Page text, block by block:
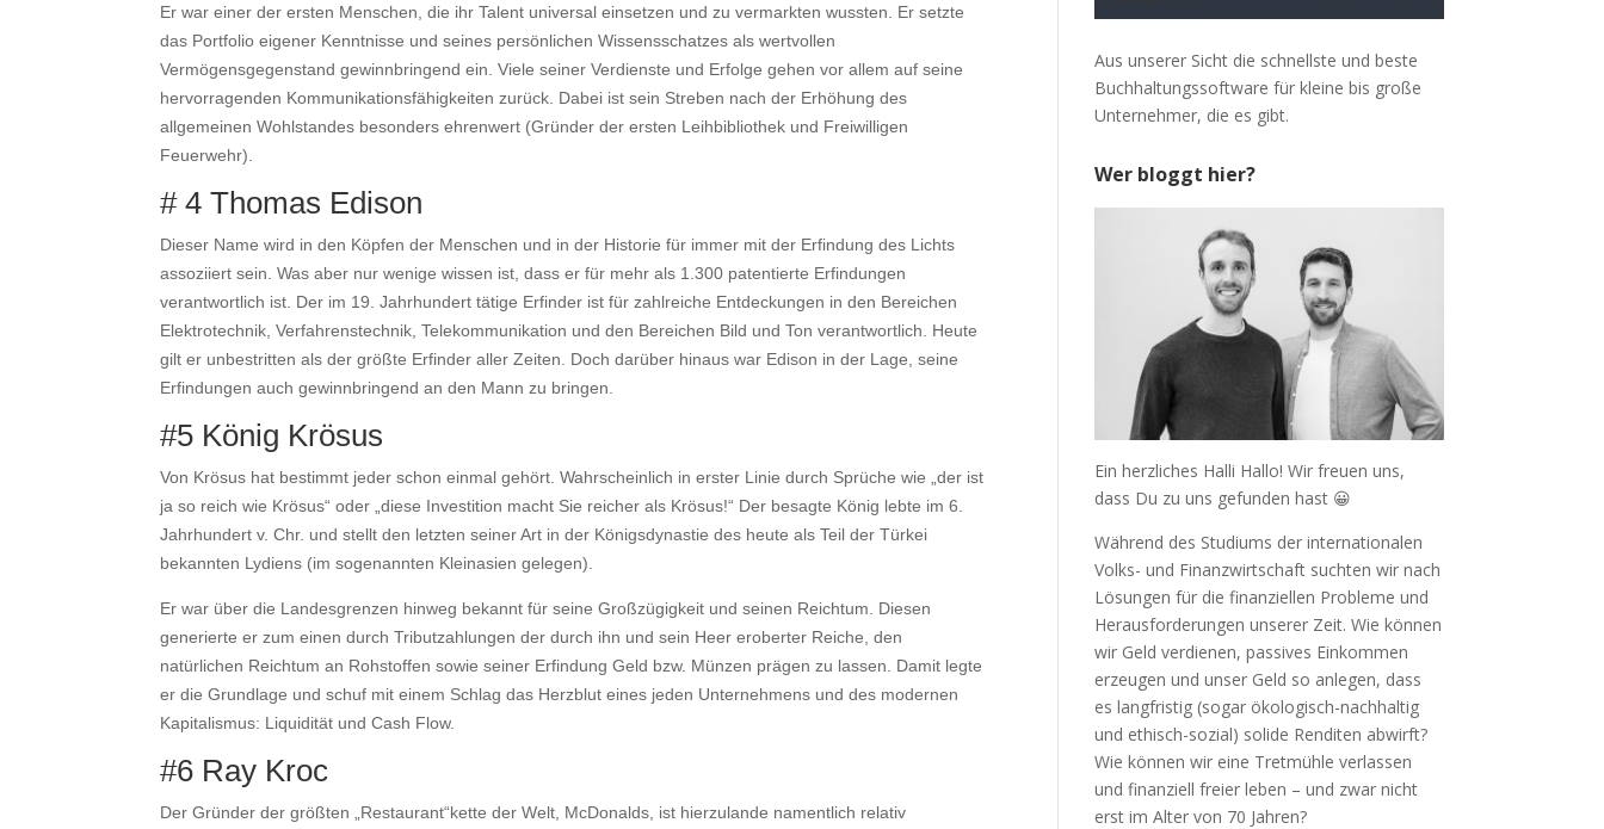
Er war einer der ersten Menschen, die ihr Talent universal einsetzen und zu vermarkten wussten. Er setzte
das Portfolio eigener Kenntnisse und seines persönlichen Wissensschatzes als wertvollen
Vermögensgegenstand gewinnbringend ein. Viele seiner Verdienste und Erfolge gehen vor allem auf seine
hervorragenden Kommunikationsfähigkeiten zurück. Dabei ist sein Streben nach der Erhöhung des
allgemeinen Wohlstandes besonders ehrenwert (Gründer der ersten Leihbibliothek und Freiwilligen
Feuerwehr).
# 4 Thomas Edison
Dieser Name wird in den Köpfen der Menschen und in der Historie für immer mit der Erfindung des Lichts
assoziiert sein. Was aber nur wenige wissen ist, dass er für mehr als 1.300 patentierte Erfindungen
verantwortlich ist. Der im 19. Jahrhundert tätige Erfinder ist für zahlreiche Entdeckungen in den Bereichen
Elektrotechnik, Verfahrenstechnik, Telekommunikation und den Bereichen Bild und Ton verantwortlich. Heute
gilt er unbestritten als der größte Erfinder aller Zeiten. Doch darüber hinaus war Edison in der Lage, seine
Erfindungen auch gewinnbringend an den Mann zu bringen.
#5 König Krösus
Von Krösus hat bestimmt jeder schon einmal gehört. Wahrscheinlich in erster Linie durch Sprüche wie „der ist
ja so reich wie Krösus“ oder „diese Investition macht Sie reicher als Krösus!“ Der besagte König lebte im 6.
Jahrhundert v. Chr. und stellt den letzten seiner Art in der Königsdynastie des heute als Teil der Türkei
bekannten Lydiens (im sogenannten Kleinasien gelegen).
Er war über die Landesgrenzen hinweg bekannt für seine Großzügigkeit und seinen Reichtum. Diesen
generierte er zum einen durch Tributzahlungen der durch ihn und sein Heer eroberter Reiche, den
natürlichen Reichtum an Rohstoffen sowie seiner Erfindung Geld bzw. Münzen prägen zu lassen. Damit legte
er die Grundlage und schuf mit einem Schlag das Herzblut eines jeden Unternehmens und des modernen
Kapitalismus: Liquidität und Cash Flow.
#6 Ray Kroc
Der Gründer der größten „Restaurant“kette der Welt, McDonalds, ist hierzulande namentlich relativ
Aus unserer Sicht die schnellste und beste
Buchhaltungssoftware für kleine bis große
Unternehmer, die es gibt.
Wer bloggt hier?
Ein herzliches Halli Hallo! Wir freuen uns,
dass Du zu uns gefunden hast 😀
Während des Studiums der internationalen
Volks- und Finanzwirtschaft suchten wir nach
Lösungen für die finanziellen Probleme und
Herausforderungen unserer Zeit. Wie können
wir Geld verdienen, passives Einkommen
erzeugen und unser Geld so anlegen, dass
es langfristig (sogar ökologisch-nachhaltig
und ethisch-sozial) solide Renditen abwirft?
Wie können wir eine Tretmühle verlassen
und finanziell freier leben – und zwar nicht
erst im Alter von 70 Jahren?